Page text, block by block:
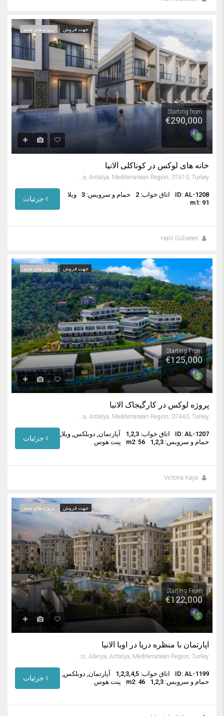
جهت فروش پروژه های جدید
Starting from
€290,000
خانه های لوکس در کوناکلی آلانیا
Konaklı, Alanya, Antalya, Mediterranean Region, 07410, Turkey
ID: AL-1208 اتاق خواب: 2
حمام و سرویس: 3
m1: 91
ویلا
Halil Gülseren
جهت فروش پروژه های جدید
Starting From
€125,000
پروژه لوکس در کارگیجاک آلانیا
Kargıcak, Alanya, Antalya, Mediterranean Region, 07440, Turkey
ID: AL-1207
اتاق خواب: 1,2,3
حمام و سرویس: 1,2,3
m2: 56
آپارتمان, دوبلکس, ویلا,
پنت هوس
Victoria Kaya
جهت فروش پروژه های جدید
Starting From
€122,000
آپارتمان با منظره دریا در اوبا آلانیا
ID: AL-1199
اتاق خواب: 1,2,3,4,5
حمام و سرویس: 1,2,3
m2: 46
آپارتمان, دوبلکس,
پنت هوس